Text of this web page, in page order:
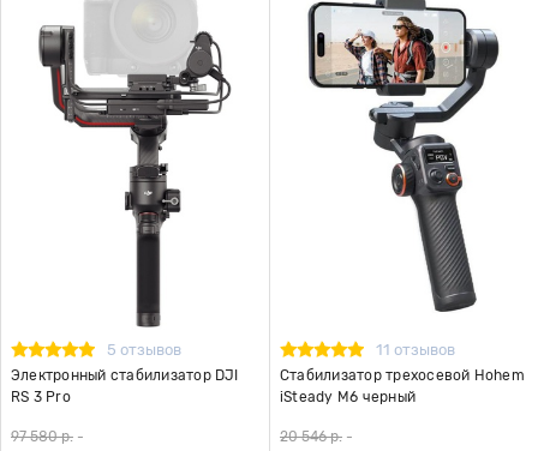
5 отзывов
Электронный стабилизатор DJI
RS 3 Pro
97 580 р. -
11 отзывов
Стабилизатор трехосевой Hohem
iSteady M6 черный
20 546 р. -